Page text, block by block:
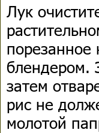
Лук
блендером.
затем
рис не
молотой